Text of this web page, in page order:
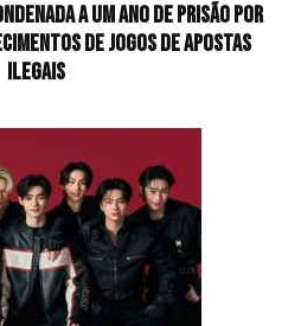
a um ano de prisão por
de jogos de apostas
ilegais